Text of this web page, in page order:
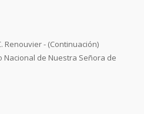
Renouvier - (Continuación)
Nacional de Nuestra Señora de